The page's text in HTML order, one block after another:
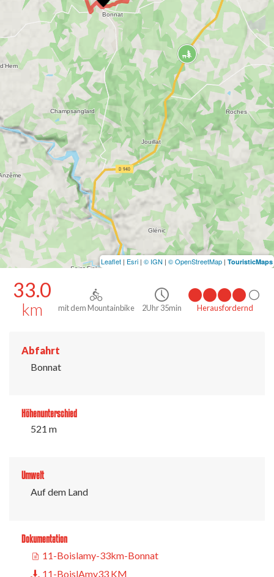
33.0
km mit dem Mountainbike 2Uhr 35min Herausfordernd
Abfahrt
Bonnat
Höhenunterschied
521 m
Umwelt
Auf dem Land
Dokumentation
11-Boislamy-33km-Bonnat
11-BoislAmy33 KM
Leaflet | Esri | © IGN | © OpenStreetMap | TouristicMaps